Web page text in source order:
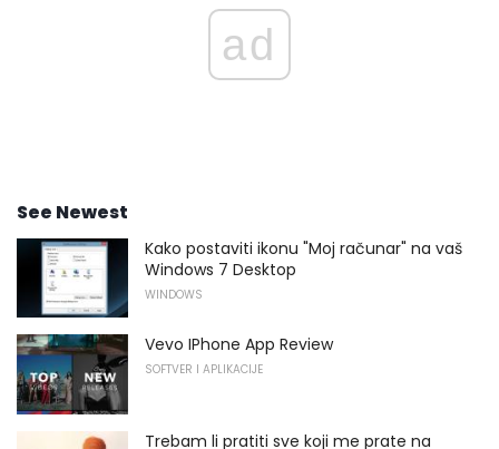
ad
See Newest
Kako postaviti ikonu "Moj računar" na vaš
Windows 7 Desktop
WINDOWS
Vevo IPhone App Review
SOFTVER I APLIKACIJE
Trebam li pratiti sve koji me prate na